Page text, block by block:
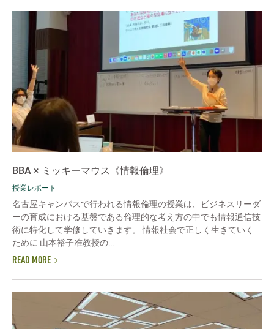
BBA × ミッキーマウス《情報倫理》
授業レポート
名古屋キャンパスで行われる情報倫理の授業は、ビジネスリーダ
ーの育成における基盤である倫理的な考え方の中でも情報通信技
術に特化して学修していきます。 情報社会で正しく生きていく
ために 山本裕子准教授の...
READ MORE